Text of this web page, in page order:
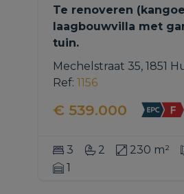
Te renoveren
laagbouwvilla met
tuin.
Mechelstraat 35, 1851
Ref: 1156
€ 539.000
3 2 230 m²
1